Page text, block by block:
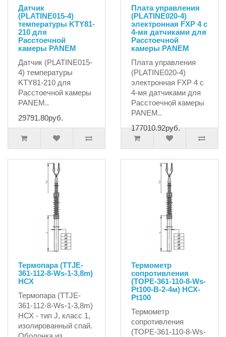
Датчик
(PLATINE015-4)
температуры KTY81-
210 для
Расстоечной
камеры PANEM
Датчик (PLATINE015-
4) температуры
KTY81-210 для
Расстоечной камеры
PANEM..
29791.80руб.
Плата управления
(PLATINE020-4)
электронная FXP 4 с
4-мя датчиками для
Расстоечной
камеры PANEM
Плата управления
(PLATINE020-4)
электронная FXP 4 с
4-мя датчиками для
Расстоечной камеры
PANEM..
177010.92руб.
Термопара (TTJE-
361-112-8-Ws-1-3,8m)
НСХ
Термопара (TTJE-
361-112-8-Ws-1-3,8m)
НСХ - тип J, класс 1,
изолированный спай.
Термометр
сопротивления
(TOPE-361-110-8-Ws-
Pt100-B-2-4м) НСХ-
Pt100
Термометр
сопротивления
(TOPE-361-110-8-Ws-